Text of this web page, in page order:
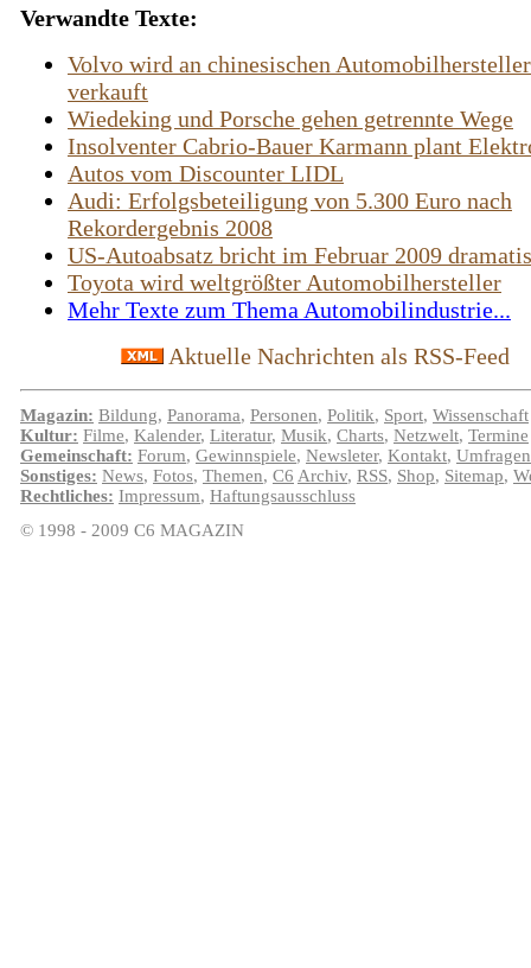
Verwandte Texte:
Volvo wird an chinesischen Automobilhersteller
verkauft
Wiedeking und Porsche gehen getrennte Wege
Insolventer Cabrio-Bauer Karmann plant
Autos vom Discounter LIDL
Audi: Erfolgsbeteiligung von 5.300 Euro nach
Rekordergebnis 2008
US-Autoabsatz bricht im Februar 2009
Toyota wird weltgrößter Automobilhersteller
Mehr Texte zum Thema Automobilindustrie...
Aktuelle Nachrichten als RSS-Feed
Magazin: Bildung, Panorama, Personen, Politik, Sport, Wissenschaft
Kultur: Filme, Kalender, Literatur, Musik, Charts, Netzwelt, Termine
Gemeinschaft: Forum, Gewinnspiele, Newsleter, Kontakt, Umfragen
Sonstiges: News, Fotos, Themen, C6 Archiv, RSS, Shop, Sitemap,
Rechtliches: Impressum, Haftungsausschluss
© 1998 - 2009 C6 MAGAZIN